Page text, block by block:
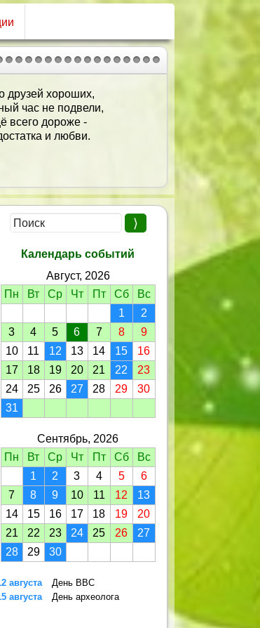
тебе счастливой!
всяких роз!
торопливо
горя и без слез!
успеха.
сотню лет,
слез и бед!
Календарь событий
Август, 2026
Пн
Вт Ср Чт Пт Сб
Вс
1
2
3
4 5 6 7 8
9
10
11 12 13 14 15
16
17
18 19 20 21 22
23
24
25 26 27 28 29
30
31
Сентябрь, 2026
Пн
Вт Ср Чт Пт Сб
Вс
1
2 3 4 5
6
7
8 9 10 11 12
13
14
15 16 17 18 19
20
21
22 23 24 25 26
27
28
29 30
августа
День ВВС
августа
День археолога